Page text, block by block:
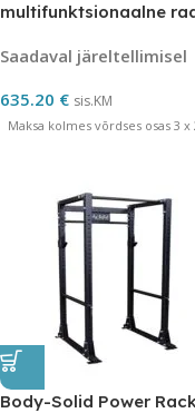
multifunktsionaalne
Saadaval järeltellimisel
635.20 € sis.KM
Maksa kolmes võrdses osas 3 x
Body-Solid Power